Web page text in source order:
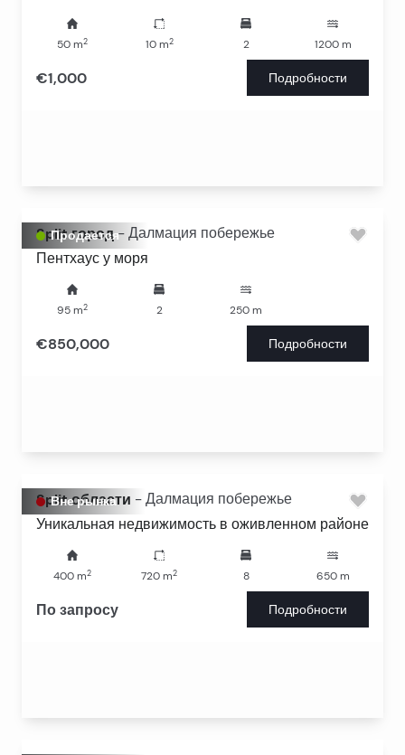
50 m2 10m2 2 1200m
€1,000 Подробности
Продается
Split город - Далмация побережье
Пентхаус у моря
95 m2 2 250 m
€850,000 Подробности
Вне рынка
Split области - Далмация побережье
Уникальная недвижимость в оживленном районе
400 m2 720 m2 8 650m
По запросу Подробности